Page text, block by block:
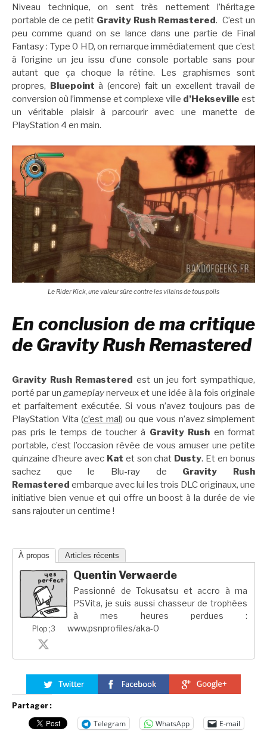
Niveau technique, on sent très nettement l’héritage
portable de ce petit Gravity Rush Remastered. C’est un
peu comme quand on se lance dans une partie de Final
Fantasy : Type 0 HD, on remarque immédiatement que c’est
à l’origine un jeu issu d’une console portable sans pour
autant que ça choque la rétine. Les graphismes sont
propres,
Bluepoint à (encore) fait un excellent travail de
conversion où l’immense et complexe ville d’Hekseville est
un véritable plaisir à parcourir avec une manette de
PlayStation 4 en main.
Le Rider Kick, une valeur sûre contre les vilains de tous poils
En conclusion de ma critique
de Gravity Rush Remastered
Gravity Rush Remasteredest un jeu fort sympathique,
porté par un gameplaynerveux et une idée à la fois originale
et parfaitement exécutée. Si vous n’avez toujours pas de
PlayStation Vita (c’est mal) ou que vous n’avez simplement
pas pris le temps de toucher à Gravity Rush en format
portable, c’est l’occasion rêvée de vous amuser une petite
quinzaine d’heure avec Kat et son chat Dusty. Et en bonus
sachez que le Blu-ray de Gravity Rush
Remastered embarque avec lui les trois DLC originaux, une
initiative bien venue et qui offre un boost à la durée de vie
sans rajouter un centime !
À propos Articles récents
Plop ;3
Quentin Verwaerde
Passionné de Tokusatsu et accro à ma
PSVita, je suis aussi chasseur de trophées
à mes heures perdues :
www.psnprofiles/aka-0
Partager :
Telegram WhatsApp E-mail